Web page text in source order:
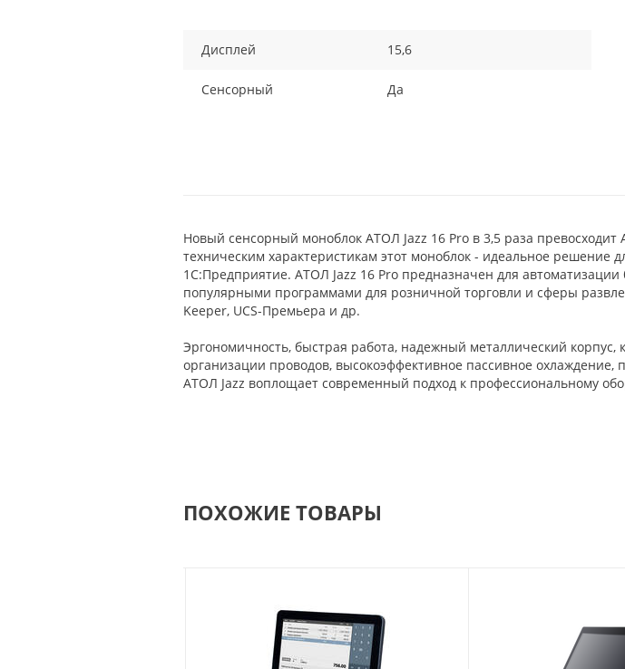
Дисплей 15,6
Сенсорный Да
Новый сенсорный моноблок АТОЛ Jazz 16 Pro в 3,5 раза
техническим характеристикам этот моноблок - идеальное решение
1С:Предприятие. АТОЛ Jazz 16 Pro предназначен для автоматизации
популярными программами для розничной торговли и сферы
Keeper, UCS-Премьера и др.
Эргономичность, быстрая работа, надежный металлический
организации проводов, высокоэффективное пассивное
АТОЛ Jazz воплощает современный подход к профессиональному
ПОХОЖИЕ ТОВАРЫ